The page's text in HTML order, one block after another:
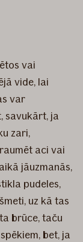
vai
vide, lai
var
savukārt, ja
zari,
aci vai
jāuzmanās,
pudeles,
uz kā tas
brūce, taču
bet, ja